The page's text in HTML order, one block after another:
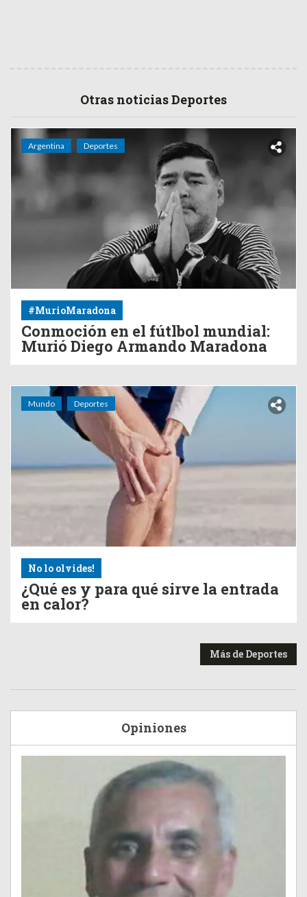
Otras noticias Deportes
Argentina Deportes
#MurioMaradona
Conmoción en el fútlbol mundial:
Murió Diego Armando Maradona
Mundo Deportes
No lo olvides!
¿Qué es y para qué sirve la entrada
en calor?
Más de Deportes
Opiniones